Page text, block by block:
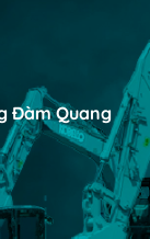
Đàm Quang